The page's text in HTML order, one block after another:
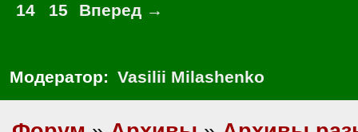
14
15 Вперед →
Модератор: Vasilii Milashenko